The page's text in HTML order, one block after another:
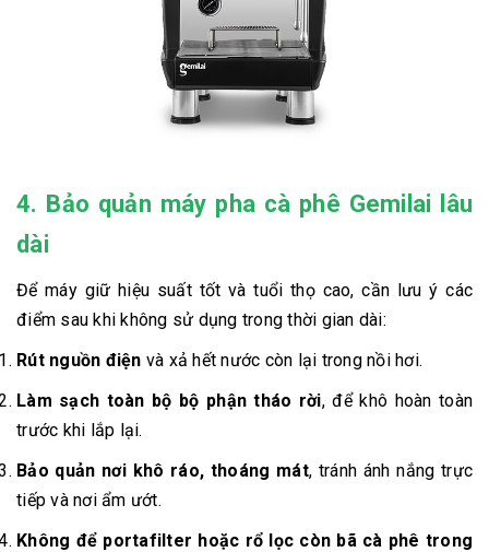
4. Bảo quản máy pha cà phê Gemilai lâu
dài
Để máy giữ hiệu suất tốt và tuổi thọ cao, cần lưu ý các
điểm sau khi không sử dụng trong thời gian dài:
Rút nguồn điện và xả hết nước còn lại trong nồi hơi.
Làm sạch toàn bộ bộ phận tháo rời, để khô hoàn toàn
trước khi lắp lại.
Bảo quản nơi khô ráo, thoáng mát, tránh ánh nắng trực
tiếp và nơi ẩm ướt.
Không để portafilter hoặc rổ lọc còn bã cà phê trong